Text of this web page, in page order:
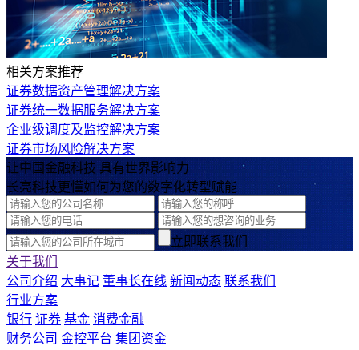
相关方案推荐
证券数据资产管理解决方案
证券统一数据服务解决方案
企业级调度及监控解决方案
证券市场风险解决方案
让中国金融科技 具有世界影响力
长亮科技更懂如何为您的数字化转型赋能
立即联系我们
关于我们
公司介绍 大事记 董事长在线 新闻动态 联系我们
行业方案
银行 证券 基金 消费金融
财务公司 金控平台 集团资金